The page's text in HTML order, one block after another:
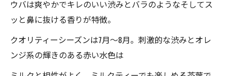
ウバは爽やかでキレのいい渋みとバラのようなそしてス
ッと鼻に抜ける香りが特徴。
クオリティーシーズンは7月〜8月。刺激的な渋みとオレ
ンジ系の輝きのある赤い水色は